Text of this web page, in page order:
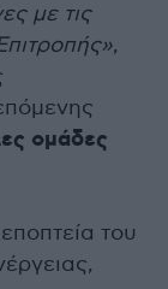
με τις
,
ομάδες
του